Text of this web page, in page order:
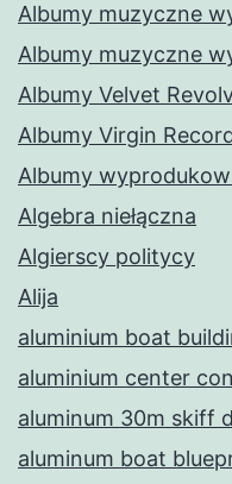
Albumy muzyczne
Albumy muzyczne
Albumy Velvet
Albumy Virgin
Albumy
Algebra niełączna
Algierscy politycy
Alija
aluminium boat
aluminium center
aluminum 30m skiff
aluminum boat